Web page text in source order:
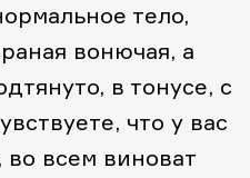
тело,
вонючая, а
в тонусе, с
что у вас
во всем виноват